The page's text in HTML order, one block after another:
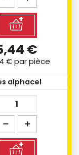
€
€par pièce
alphacel